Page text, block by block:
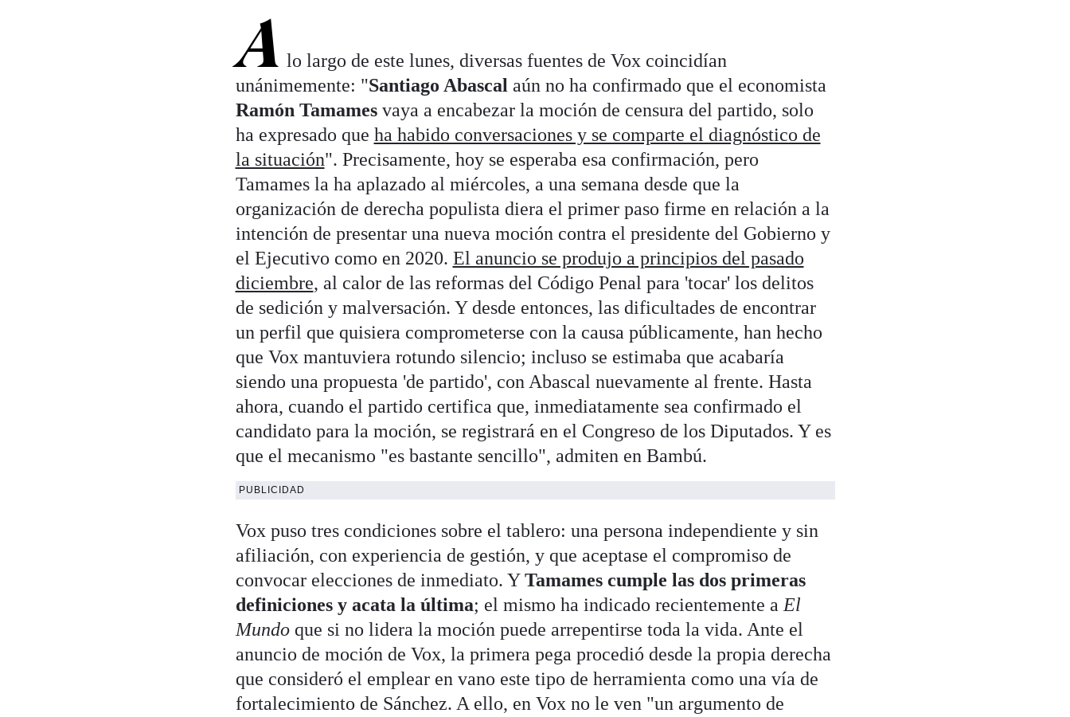
A lo largo de este lunes, diversas fuentes de Vox coincidían
unánimemente: "Santiago Abascal aún no ha confirmado que el economista
Ramón Tamamesvaya a encabezar la moción de censura del partido, solo
ha expresado que ha habido conversaciones y se comparte el diagnóstico de
la situación". Precisamente, hoy se esperaba esa confirmación, pero
Tamames la ha aplazado al miércoles, a una semana desde que la
organización de derecha populista diera el primer paso firme en relación a la
intención de presentar una nueva moción contra el presidente del Gobierno y
el Ejecutivo como en 2020. El anuncio se produjo a principios del pasado
diciembre, al calor de las reformas del Código Penal para 'tocar' los delitos
de sedición y malversación. Y desde entonces, las dificultades de encontrar
un perfil que quisiera comprometerse con la causa públicamente, han hecho
que Vox mantuviera rotundo silencio; incluso se estimaba que acabaría
siendo una propuesta 'de partido', con Abascal nuevamente al frente. Hasta
ahora, cuando el partido certifica que, inmediatamente sea confirmado el
candidato para la moción, se registrará en el Congreso de los Diputados. Y es
que el mecanismo "es bastante sencillo", admiten en Bambú.
PUBLICIDAD
Vox puso tres condiciones sobre el tablero: una persona independiente y sin
afiliación, con experiencia de gestión, y que aceptase el compromiso de
convocar elecciones de inmediato. YTamames cumple las dos primeras
definiciones y acata la última; el mismo ha indicado recientemente aEl
Mundo que si no lidera la moción puede arrepentirse toda la vida. Ante el
anuncio de moción de Vox, la primera pega procedió desde la propia derecha
que consideró el emplear en vano este tipo de herramienta como una vía de
fortalecimiento de Sánchez. A ello, en Vox no le ven "un argumento de